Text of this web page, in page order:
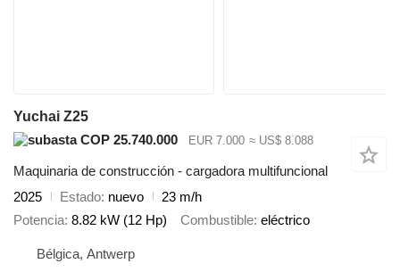
Yuchai Z25
COP 25.740.000
EUR 7.000 ≈ US$ 8.088
Maquinaria de construcción - cargadora multifuncional
2025
Estado nuevo
23 m/h
Potencia 8.82 kW (12 Hp) Combustible eléctrico
Bélgica, Antwerp